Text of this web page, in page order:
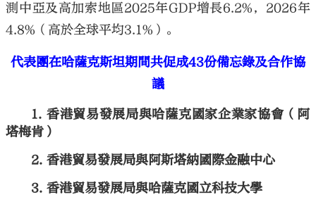
測中亞及高加索地區2025年GDP增長6.2%，2026年
4.8%（高於全球平均3.1%）。
代表團在哈薩克斯坦期間共促成43份備忘錄及合作協
議
香港貿易發展局與哈薩克國家企業家協會（阿
塔梅肯）
香港貿易發展局與阿斯塔納國際金融中心
香港貿易發展局與哈薩克國立科技大學